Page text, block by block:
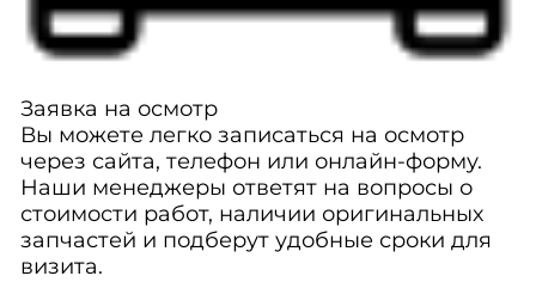
Заявка на осмотр
Вы можете легко записаться на осмотр
через сайта, телефон или онлайн-форму.
Наши менеджеры ответят на вопросы о
стоимости работ, наличии оригинальных
запчастей и подберут удобные сроки для
визита.